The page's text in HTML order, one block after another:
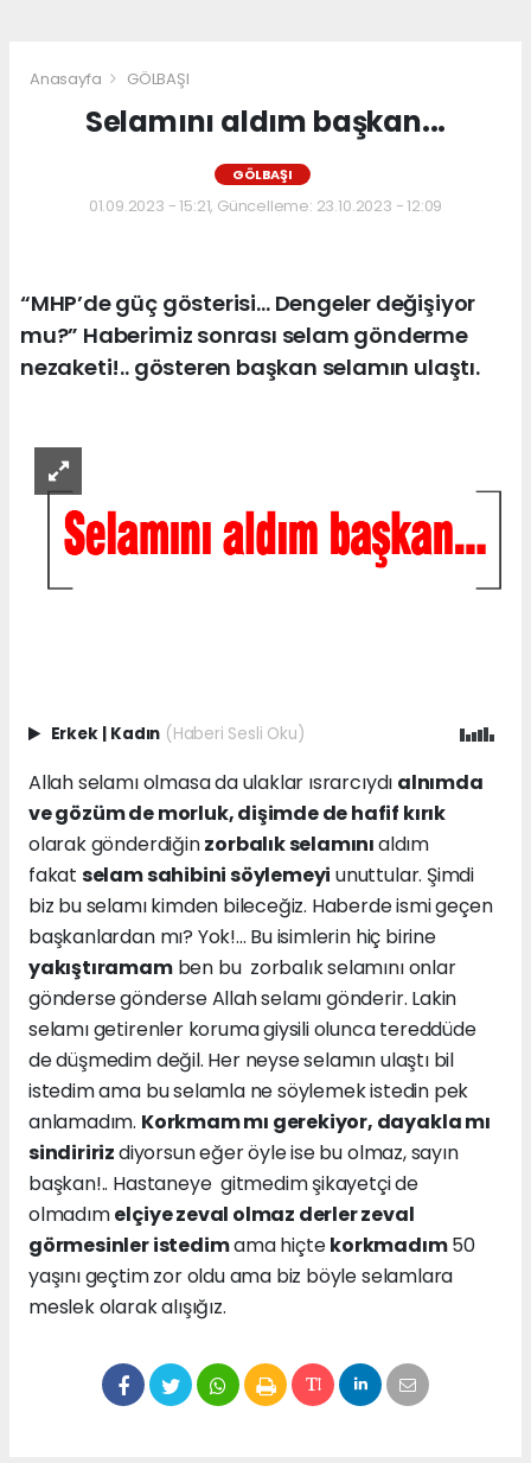
Anasayfa GÖLBAŞI
Selamını aldım başkan...
GÖLBAŞI
01.09.2023 - 15:21, Güncelleme: 23.10.2023 - 12:09
“MHP’de güç gösterisi… Dengeler değişiyor
mu?” Haberimiz sonrası selam gönderme
nezaketi!.. gösteren başkan selamın ulaştı.
Erkek Kadın (Haberi Sesli Oku)
Allah selamı olmasa da ulaklar ısrarcıydı alnımda
ve gözüm de morluk, dişimde de hafif kırık
olarak gönderdiğinzorbalık selamınıaldım
fakat selam sahibini söylemeyi unuttular. Şimdi
biz bu selamı kimden bileceğiz. Haberde ismi geçen
başkanlardan mı? Yok!... Bu isimlerin hiç birine
yakıştıramamben bu zorbalık selamını onlar
gönderse gönderse Allah selamı gönderir. Lakin
selamı getirenler koruma giysili olunca tereddüde
de düşmedim değil. Her neyse selamın ulaştı bil
istedim ama bu selamla ne söylemek istedin pek
anlamadım. Korkmam mı gerekiyor, dayakla mı
sindiririzdiyorsun eğer öyle ise bu olmaz, sayın
başkan!.. Hastaneye gitmedim şikayetçi de
olmadımelçiye zeval olmaz derler zeval
görmesinler istedimama hiçtekorkmadım50
yaşını geçtim zor oldu ama biz böyle selamlara
meslek olarak alışığız.